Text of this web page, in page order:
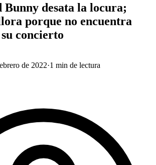
desata la locura;
porque no encuentra
concierto
de 2022·1 min de lectura